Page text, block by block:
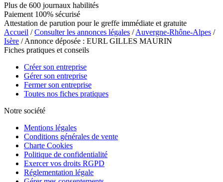
Plus de 600 journaux habilités
Paiement 100% sécurisé
Attestation de parution pour le greffe immédiate et gratuite
Accueil /Consulter les annonces légales /Auvergne-Rhône-Alpes /
Isère / Annonce déposée : EURL GILLES MAURIN
Fiches pratiques et conseils
Créer son entreprise
Gérer son entreprise
Fermer son entreprise
Toutes nos fiches pratiques
Notre société
Mentions légales
Conditions générales de vente
Charte Cookies
Politique de confidentialité
Exercer vos droits RGPD
Réglementation légale